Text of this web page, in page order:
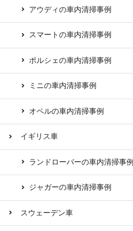
アウディの車内清掃事例
スマートの車内清掃事例
ポルシェの車内清掃事例
ミニの車内清掃事例
オペルの車内清掃事例
イギリス車
ランドローバーの車内清掃事例
ジャガーの車内清掃事例
スウェーデン車